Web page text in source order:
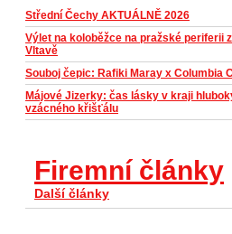
Střední Čechy AKTUÁLNĚ 2026
Výlet na koloběžce na pražské periferii
Vltavě
Souboj čepic: Rafiki Maray x Columbia
Májové Jizerky: čas lásky v kraji
vzácného křišťálu
Firemní články
Další články